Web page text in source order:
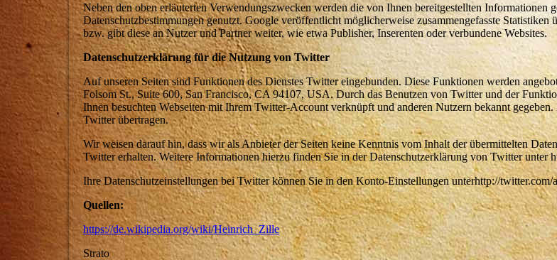
Neben den oben erläuterten Verwendungszwecken werden die von Ihnen bereitgestellten Informationen
Datenschutzbestimmungen genutzt. Google veröffentlicht möglicherweise zusammengefasste
bzw. gibt diese an Nutzer und Partner weiter, wie etwa Publisher, Inserenten oder verbundene Websites.
Datenschutzerklärung für die Nutzung von Twitter
Auf unseren Seiten sind Funktionen des Dienstes Twitter eingebunden. Diese Funktionen werden
Folsom St., Suite 600, San Francisco, CA 94107, USA. Durch das Benutzen von Twitter und der
Ihnen besuchten Webseiten mit Ihrem Twitter-Account verknüpft und anderen Nutzern bekannt
Twitter übertragen.
Wir weisen darauf hin, dass wir als Anbieter der Seiten keine Kenntnis vom Inhalt der übermittelten
Twitter erhalten. Weitere Informationen hierzu finden Sie in der Datenschutzerklärung von Twitter unter
Ihre Datenschutzeinstellungen bei Twitter können Sie in den Konto-Einstellungen unterhttp://twitter.com/
Quellen:
https://de.wikipedia.org/wiki/Heinrich_Zille
Strato